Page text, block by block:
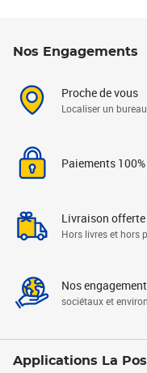
Nos Engagements
Proche de vous
Localiser un
Paiements
Livraison
Hors livres et hors
Nos
sociétaux et
Applications La